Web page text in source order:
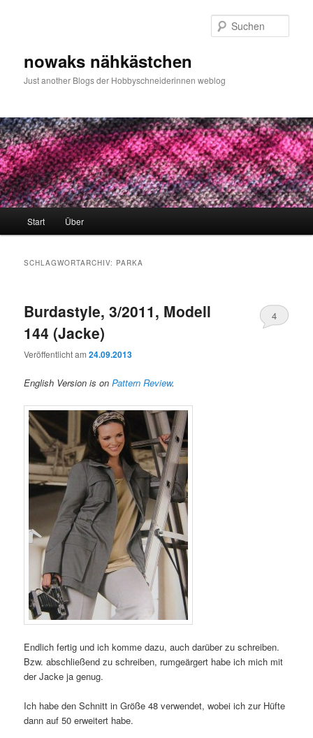
nowaks nähkästchen
Just another Blogs der Hobbyschneiderinnen weblog
Start Über
SCHLAGWORTARCHIV: PARKA
Burdastyle, 3/2011, Modell
144 (Jacke)
Veröffentlicht am24.09.2013
4
English Version is onPattern Review.
Endlich fertig und ich komme dazu, auch darüber zu schreiben.
Bzw. abschließend zu schreiben, rumgeärgert habe ich mich mit
der Jacke ja genug.
Ich habe den Schnitt in Größe 48 verwendet, wobei ich zur Hüfte
dann auf 50 erweitert habe.